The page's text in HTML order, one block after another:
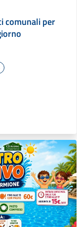
comunali per